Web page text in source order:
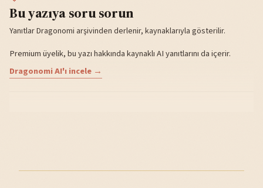
Bu yazıya soru sorun
Yanıtlar Dragonomi arşivinden derlenir, kaynaklarıyla gösterilir.
Premium üyelik, bu yazı hakkında kaynaklı AI yanıtlarını da içerir.
Dragonomi AI'ı incele →